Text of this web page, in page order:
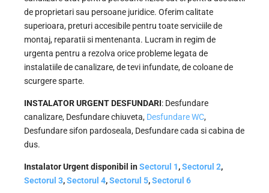
de proprietari sau persoane juridice. Oferim calitate
superioara, preturi accesibile pentru toate serviciile de
montaj, reparatii si mentenanta. Lucram in regim de
urgenta pentru a rezolva orice probleme legata de
instalatiile de canalizare, de tevi infundate, de coloane de
scurgere sparte.
INSTALATOR URGENT DESFUNDARI: Desfundare
canalizare, Desfundare chiuveta, Desfundare WC,
Desfundare sifon pardoseala, Desfundare cada si cabina de
dus.
Instalator Urgent disponibil inSectorul 1,Sectorul 2,
Sectorul 3,Sectorul 4,Sectorul 5,Sectorul 6